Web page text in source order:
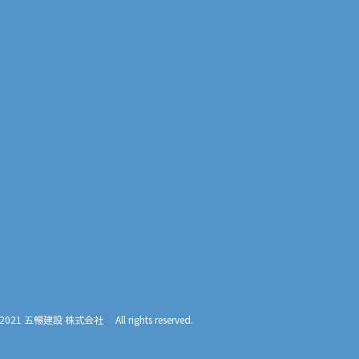
五暢建設 株式会社 All rights reserved.